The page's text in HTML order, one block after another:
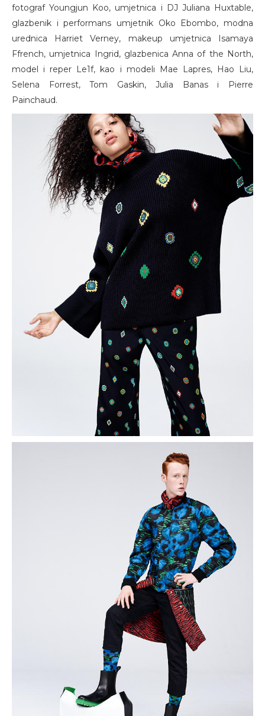
fotograf Youngjun Koo, umjetnica i DJ Juliana Huxtable,
glazbenik i performans umjetnik Oko Ebombo, modna
urednica Harriet Verney, makeup umjetnica Isamaya
Ffrench, umjetnica Ingrid, glazbenica Anna of the North,
model i reper Le1f, kao i modeli Mae Lapres, Hao Liu,
Selena Forrest, Tom Gaskin, Julia Banas i Pierre
Painchaud.